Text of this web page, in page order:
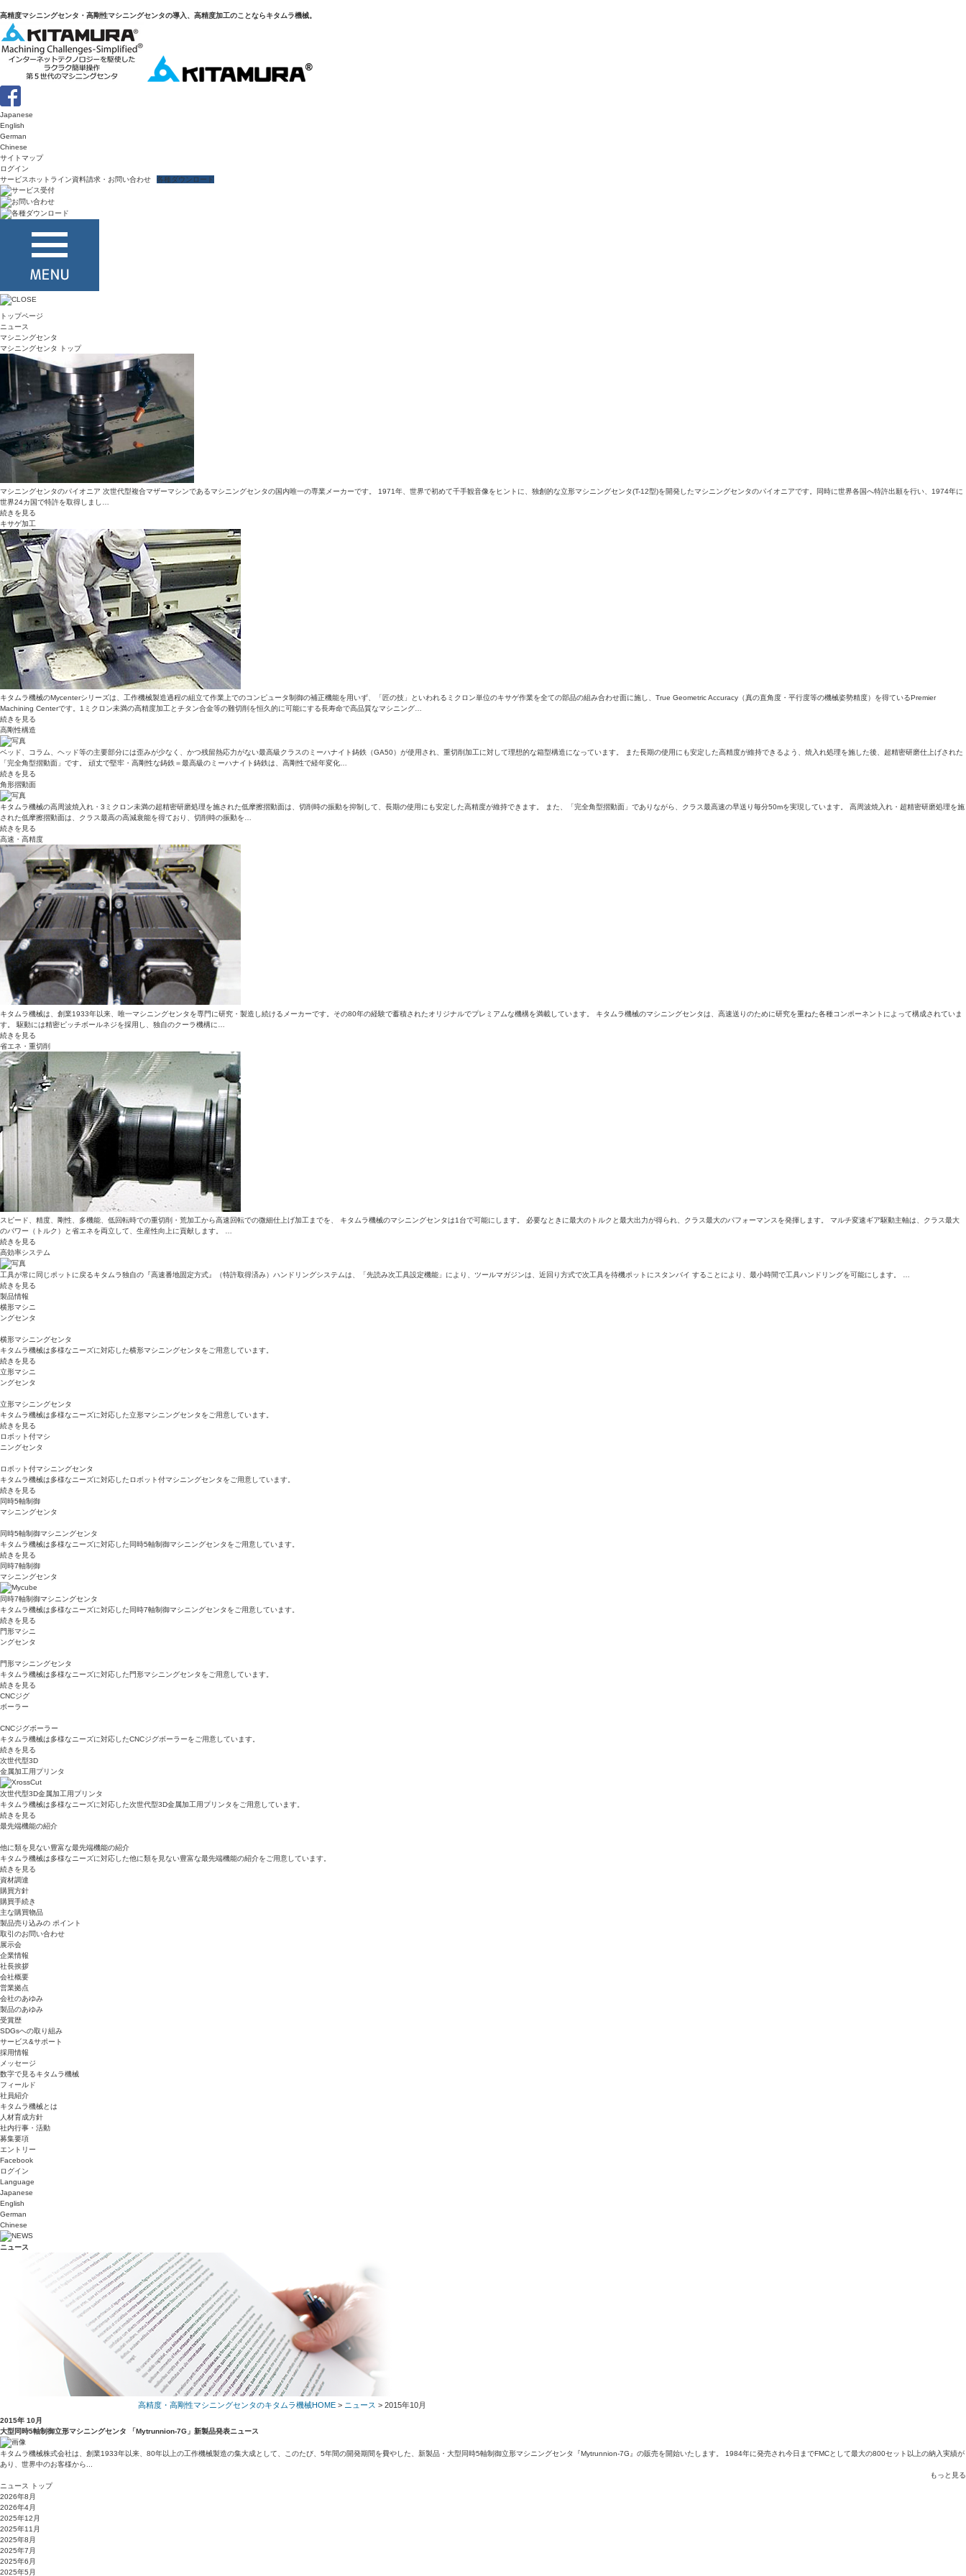
高精度マシニングセンタ・高剛性マシニングセンタの導入、高精度加工のことならキタムラ機械。
Japanese
English
German
Chinese
サイトマップ
ログイン
サービスホットライン資料請求・お問い合わせ 各種ダウンロード
トップページ
ニュース
マシニングセンタ
マシニングセンタ トップ
マシニングセンタのパイオニア 次世代型複合マザーマシンであるマシニングセンタの国内唯一の専業メーカーです。 1971年、世界で初めて千手観音像をヒントに、独創的な立形マシニングセンタ(T-12型)を開発したマシニングセンタのパイオニアです。同時に世界各国へ特許出願を行い、1974年に
世界24カ国で特許を取得しまし…
続きを見る
キサゲ加工
キタムラ機械のMycenterシリーズは、工作機械製造過程の組立て作業上でのコンピュータ制御の補正機能を用いず、「匠の技」といわれるミクロン単位のキサゲ作業を全ての部品の組み合わせ面に施し、True Geometric Accuracy（真の直角度・平行度等の機械姿勢精度）を得ているPremier
Machining Centerです。1ミクロン未満の高精度加工とチタン合金等の難切削を恒久的に可能にする長寿命で高品質なマシニング…
続きを見る
高剛性構造
ベッド、コラム、ヘッド等の主要部分には歪みが少なく、かつ残留熱応力がない最高級クラスのミーハナイト鋳鉄（GA50）が使用され、重切削加工に対して理想的な箱型構造になっています。 また長期の使用にも安定した高精度が維持できるよう、焼入れ処理を施した後、超精密研磨仕上げされた
「完全角型摺動面」です。 頑丈で堅牢・高剛性な鋳鉄＝最高級のミーハナイト鋳鉄は、高剛性で経年変化…
続きを見る
角形摺動面
キタムラ機械の高周波焼入れ・3ミクロン未満の超精密研磨処理を施された低摩擦摺動面は、切削時の振動を抑制して、長期の使用にも安定した高精度が維持できます。 また、「完全角型摺動面」でありながら、クラス最高速の早送り毎分50mを実現しています。 高周波焼入れ・超精密研磨処理を施
された低摩擦摺動面は、クラス最高の高減衰能を得ており、切削時の振動を…
続きを見る
高速・高精度
キタムラ機械は、創業1933年以来、唯一マシニングセンタを専門に研究・製造し続けるメーカーです。その80年の経験で蓄積されたオリジナルでプレミアムな機構を満載しています。 キタムラ機械のマシニングセンタは、高速送りのために研究を重ねた各種コンポーネントによって構成されていま
す。 駆動には精密ピッチボールネジを採用し、独自のクーラ機構に…
続きを見る
省エネ・重切削
スピード、精度、剛性、多機能、低回転時での重切削・荒加工から高速回転での微細仕上げ加工までを、 キタムラ機械のマシニングセンタは1台で可能にします。 必要なときに最大のトルクと最大出力が得られ、クラス最大のパフォーマンスを発揮します。 マルチ変速ギア駆動主軸は、クラス最大
のパワー（トルク）と省エネを両立して、生産性向上に貢献します。 …
続きを見る
高効率システム
工具が常に同じポットに戻るキタムラ独自の『高速番地固定方式』（特許取得済み）ハンドリングシステムは、「先読み次工具設定機能」により、ツールマガジンは、近回り方式で次工具を待機ポットにスタンバイ することにより、最小時間で工具ハンドリングを可能にします。 …
続きを見る
製品情報
横形マシニ
ングセンタ
横形マシニングセンタ
キタムラ機械は多様なニーズに対応した横形マシニングセンタをご用意しています。
続きを見る
立形マシニ
ングセンタ
立形マシニングセンタ
キタムラ機械は多様なニーズに対応した立形マシニングセンタをご用意しています。
続きを見る
ロボット付マシ
ニングセンタ
ロボット付マシニングセンタ
キタムラ機械は多様なニーズに対応したロボット付マシニングセンタをご用意しています。
続きを見る
同時5軸制御
マシニングセンタ
同時5軸制御マシニングセンタ
キタムラ機械は多様なニーズに対応した同時5軸制御マシニングセンタをご用意しています。
続きを見る
同時7軸制御
マシニングセンタ
同時7軸制御マシニングセンタ
キタムラ機械は多様なニーズに対応した同時7軸制御マシニングセンタをご用意しています。
続きを見る
門形マシニ
ングセンタ
門形マシニングセンタ
キタムラ機械は多様なニーズに対応した門形マシニングセンタをご用意しています。
続きを見る
CNCジグ
ボーラー
CNCジグボーラー
キタムラ機械は多様なニーズに対応したCNCジグボーラーをご用意しています。
続きを見る
次世代型3D
金属加工用プリンタ
次世代型3D金属加工用プリンタ
キタムラ機械は多様なニーズに対応した次世代型3D金属加工用プリンタをご用意しています。
続きを見る
最先端機能の紹介
他に類を見ない豊富な最先端機能の紹介
キタムラ機械は多様なニーズに対応した他に類を見ない豊富な最先端機能の紹介をご用意しています。
続きを見る
資材調達
購買方針
購買手続き
主な購買物品
製品売り込みの ポイント
取引のお問い合わせ
展示会
企業情報
社長挨拶
会社概要
営業拠点
会社のあゆみ
製品のあゆみ
受賞歴
SDGsへの取り組み
サービス&サポート
採用情報
メッセージ
数字で見るキタムラ機械
フィールド
社員紹介
キタムラ機械とは
人材育成方針
社内行事・活動
募集要項
エントリー
Facebook
ログイン
Language
Japanese
English
German
Chinese
ニュース
高精度・高剛性マシニングセンタのキタムラ機械HOME > ニュース > 2015年10月
2015年 10月
大型同時5軸制御立形マシニングセンタ 「Mytrunnion-7G」新製品発表ニュース
キタムラ機械株式会社は、創業1933年以来、80年以上の工作機械製造の集大成として、このたび、5年間の開発期間を費やした、新製品・大型同時5軸制御立形マシニングセンタ『Mytrunnion-7G』の販売を開始いたします。 1984年に発売され今日までFMCとして最大の800セット以上の納入実績が
あり、世界中のお客様から...
もっと見る
ニュース トップ
2026年8月
2026年4月
2025年12月
2025年11月
2025年8月
2025年7月
2025年6月
2025年5月